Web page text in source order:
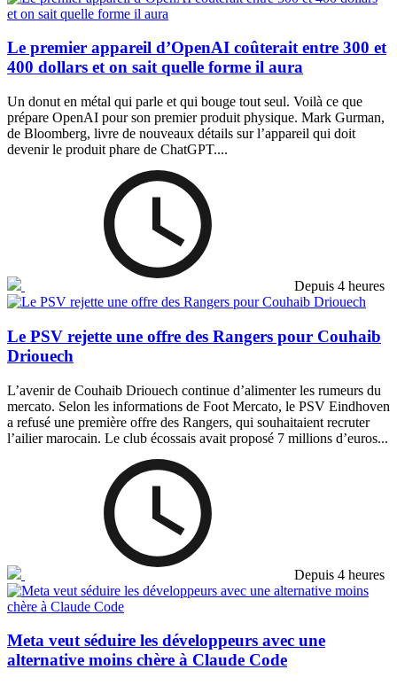
Le premier appareil d’OpenAI coûterait entre 300 et
400 dollars et on sait quelle forme il aura
Un donut en métal qui parle et qui bouge tout seul. Voilà ce que
prépare OpenAI pour son premier produit physique. Mark Gurman,
de Bloomberg, livre de nouveaux détails sur l’appareil qui doit
devenir le produit phare de ChatGPT....
Depuis 4 heures
Le PSV rejette une offre des Rangers pour Couhaib
Driouech
L’avenir de Couhaib Driouech continue d’alimenter les rumeurs du
mercato. Selon les informations de Foot Mercato, le PSV Eindhoven
a refusé une première offre des Rangers, qui souhaitaient recruter
l’ailier marocain. Le club écossais avait proposé 7 millions d’euros...
Depuis 4 heures
Meta veut séduire les développeurs avec une
alternative moins chère à Claude Code